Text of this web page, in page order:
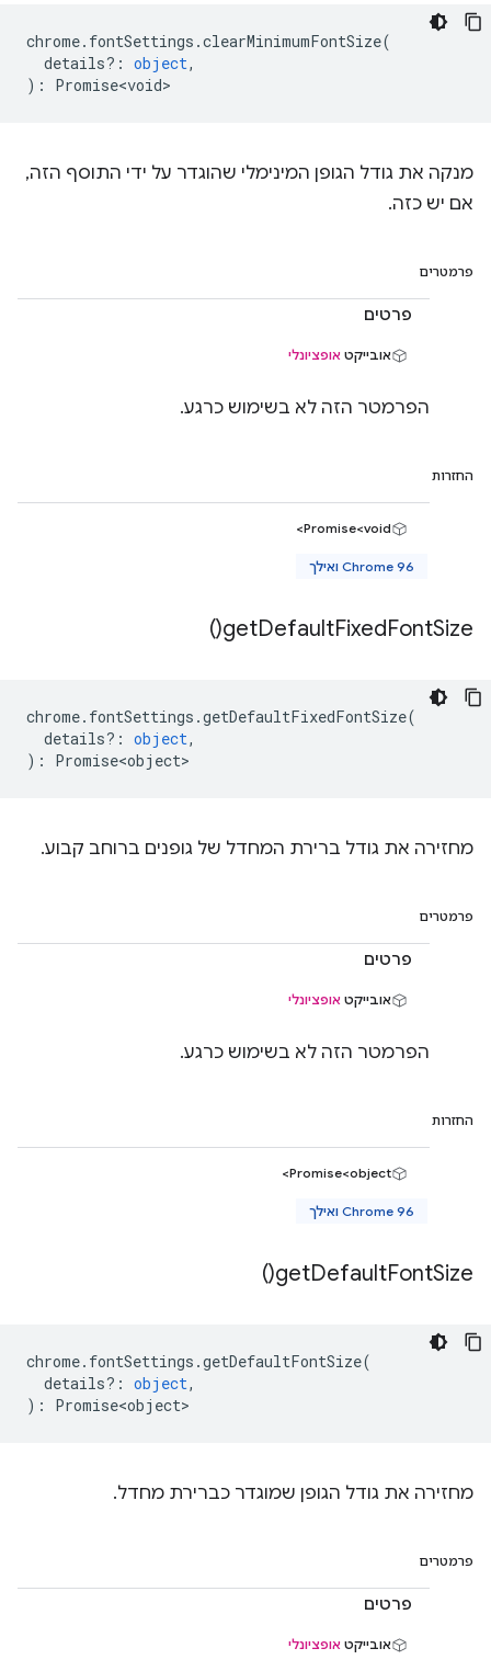
chrome. fontSettings .clearMinimumFontSize(
details? : object,
) : Promise<void>
מנקה את גודל הגופן המינימלי שהוגדר על ידי התוסף הזה,
אם יש כזה.
פרמטרים
פרטים
אובייקט אופציונלי
הפרמטר הזה לא בשימוש כרגע.
החזרות
Promise<void>
Chrome 96 ואילך
getDefaultFixedFontSize(
)
chrome. fontSettings .getDefaultFixedFontSize(
details? : object,
) : Promise<object>
מחזירה את גודל ברירת המחדל של גופנים ברוחב קבוע.
פרמטרים
פרטים
אובייקט אופציונלי
הפרמטר הזה לא בשימוש כרגע.
החזרות
Promise<object>
Chrome 96 ואילך
getDefaultFontSize(
)
chrome. fontSettings .getDefaultFontSize(
details? : object,
) : Promise<object>
מחזירה את גודל הגופן שמוגדר כברירת מחדל.
פרמטרים
פרטים
אובייקט אופציונלי